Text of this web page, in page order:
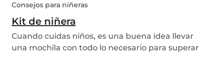
Consejos para niñeras
Kit de niñera
Cuando cuidas niños, es una buena idea llevar
una mochila con todo lo necesario para superar